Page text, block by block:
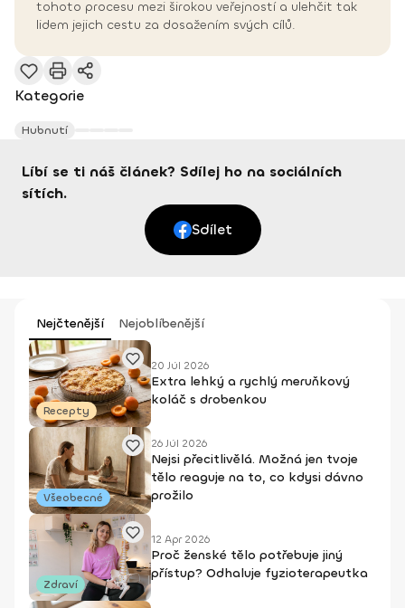
tohoto procesu mezi širokou veřejností a ulehčit tak
lidem jejich cestu za dosažením svých cílů.
Kategorie
Hubnutí
Líbí se ti náš článek? Sdílej ho na sociálních
sítích.
Sdílet
Nejčtenější Nejoblíbenější
Recepty
20 Júl 2026
Extra lehký a rychlý meruňkový
koláč s drobenkou
Všeobecné
26 Júl 2026
Nejsi přecitlivělá. Možná jen tvoje
tělo reaguje na to, co kdysi dávno
prožilo
Zdraví
12 Apr 2026
Proč ženské tělo potřebuje jiný
přístup? Odhaluje fyzioterapeutka